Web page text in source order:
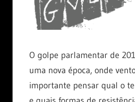
O golpe parlamentar de
uma nova época, onde
importante pensar qual o